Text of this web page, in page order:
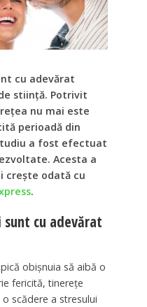
cu adevărat
stiință. Potrivit
nu mai este
perioadă din
a fost efectuat
Acesta a
crește odată cu
.
sunt cu adevărat
obișnuia să aibă o
fericită, tinerețe
scădere a stresului